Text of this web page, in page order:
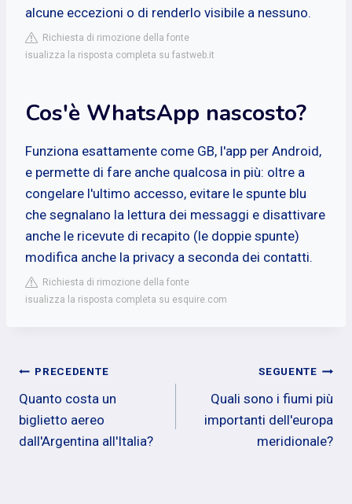
alcune eccezioni o di renderlo visibile a nessuno.
Richiesta di rimozione della fonte
isualizza la risposta completa su fastweb.it
Cos'è WhatsApp nascosto?
Funziona esattamente come GB, l'app per Android,
e permette di fare anche qualcosa in più: oltre a
congelare l'ultimo accesso, evitare le spunte blu
che segnalano la lettura dei messaggi e disattivare
anche le ricevute di recapito (le doppie spunte)
modifica anche la privacy a seconda dei contatti.
Richiesta di rimozione della fonte
isualizza la risposta completa su esquire.com
Navigazione
articoli
PRECEDENTE
Quanto costa un
biglietto aereo
dall'Argentina all'Italia?
SEGUENTE
Quali sono i fiumi più
importanti dell'europa
meridionale?